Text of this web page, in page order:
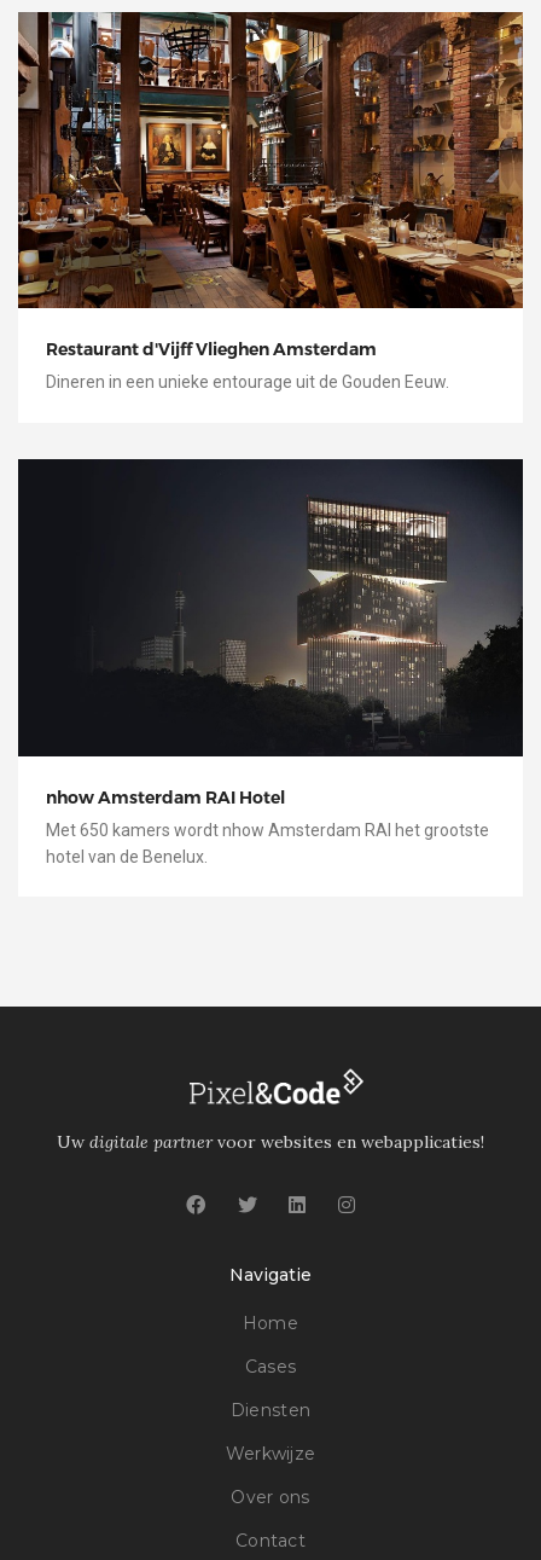
Restaurant d'Vijff Vlieghen Amsterdam
Dineren in een unieke entourage uit de Gouden Eeuw.
nhow Amsterdam RAI Hotel
Met 650 kamers wordt nhow Amsterdam RAI het grootste
hotel van de Benelux.
Uw digitale partnervoor websites en webapplicaties!
Navigatie
Home
Cases
Diensten
Werkwijze
Over ons
Contact